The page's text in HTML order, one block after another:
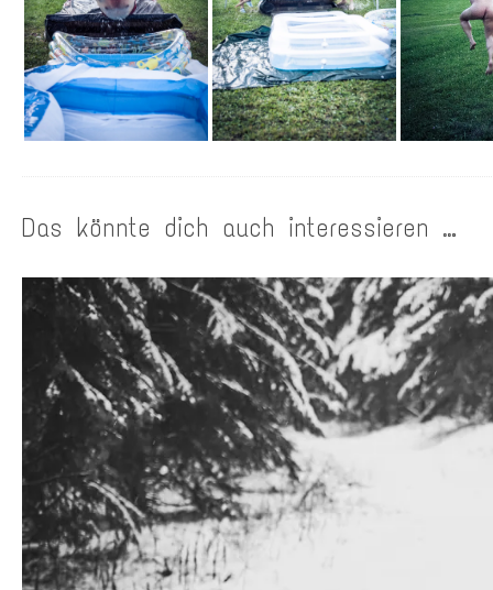
Das könnte dich auch interessieren …